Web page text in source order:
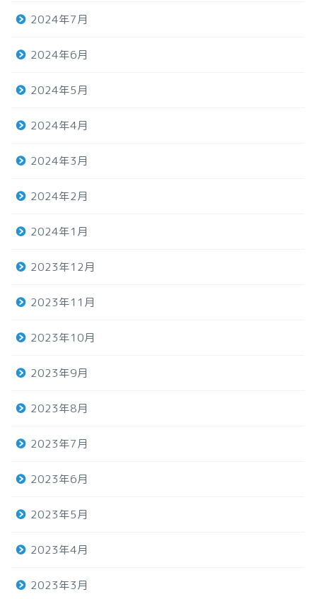
2024年7月
2024年6月
2024年5月
2024年4月
2024年3月
2024年2月
2024年1月
2023年12月
2023年11月
2023年10月
2023年9月
2023年8月
2023年7月
2023年6月
2023年5月
2023年4月
2023年3月